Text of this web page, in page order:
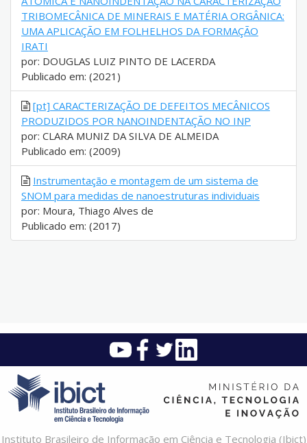
TRIBOMECÂNICA DE MINERAIS E MATÉRIA ORGÂNICA:
UMA APLICAÇÃO EM FOLHELHOS DA FORMAÇÃO
IRATI
por: DOUGLAS LUIZ PINTO DE LACERDA
Publicado em: (2021)
[pt] CARACTERIZAÇÃO DE DEFEITOS MECÂNICOS
PRODUZIDOS POR NANOINDENTAÇÃO NO INP
por: CLARA MUNIZ DA SILVA DE ALMEIDA
Publicado em: (2009)
Instrumentação e montagem de um sistema de
SNOM para medidas de nanoestruturas individuais
por: Moura, Thiago Alves de
Publicado em: (2017)
Instituto Brasileiro de Informação em Ciência e Tecnologia (Ibict)